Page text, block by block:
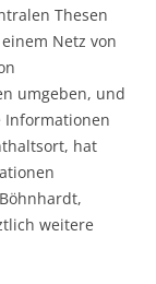
Thesen
Netz von
umgeben, und
Informationen
hat
weitere